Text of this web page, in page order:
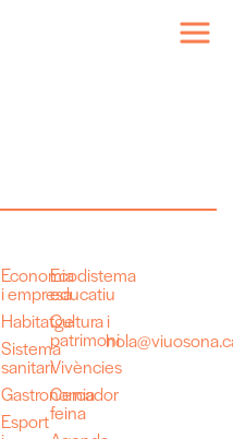
Economia
i empresa
Habitatge
Sistema
sanitari
Gastronomia
Esport
Ecodistema
educatiu
Cultura i
patrimoni
Vivències
Cercador
feina